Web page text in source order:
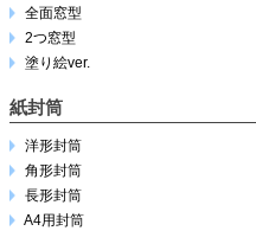
全面窓型
2つ窓型
塗り絵ver.
紙封筒
洋形封筒
角形封筒
長形封筒
A4用封筒